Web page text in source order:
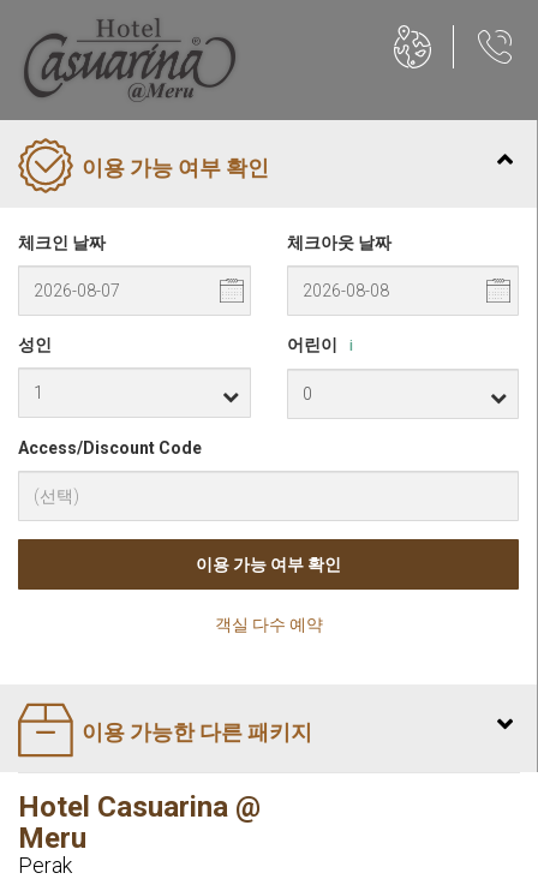
이용 가능 여부 확인
체크인 날짜 체크아웃 날짜
성인 어린이 i
Access/Discount Code
이용 가능 여부 확인
객실 다수 예약
이용 가능한 다른 패키지
Hotel Casuarina @
Meru
Perak